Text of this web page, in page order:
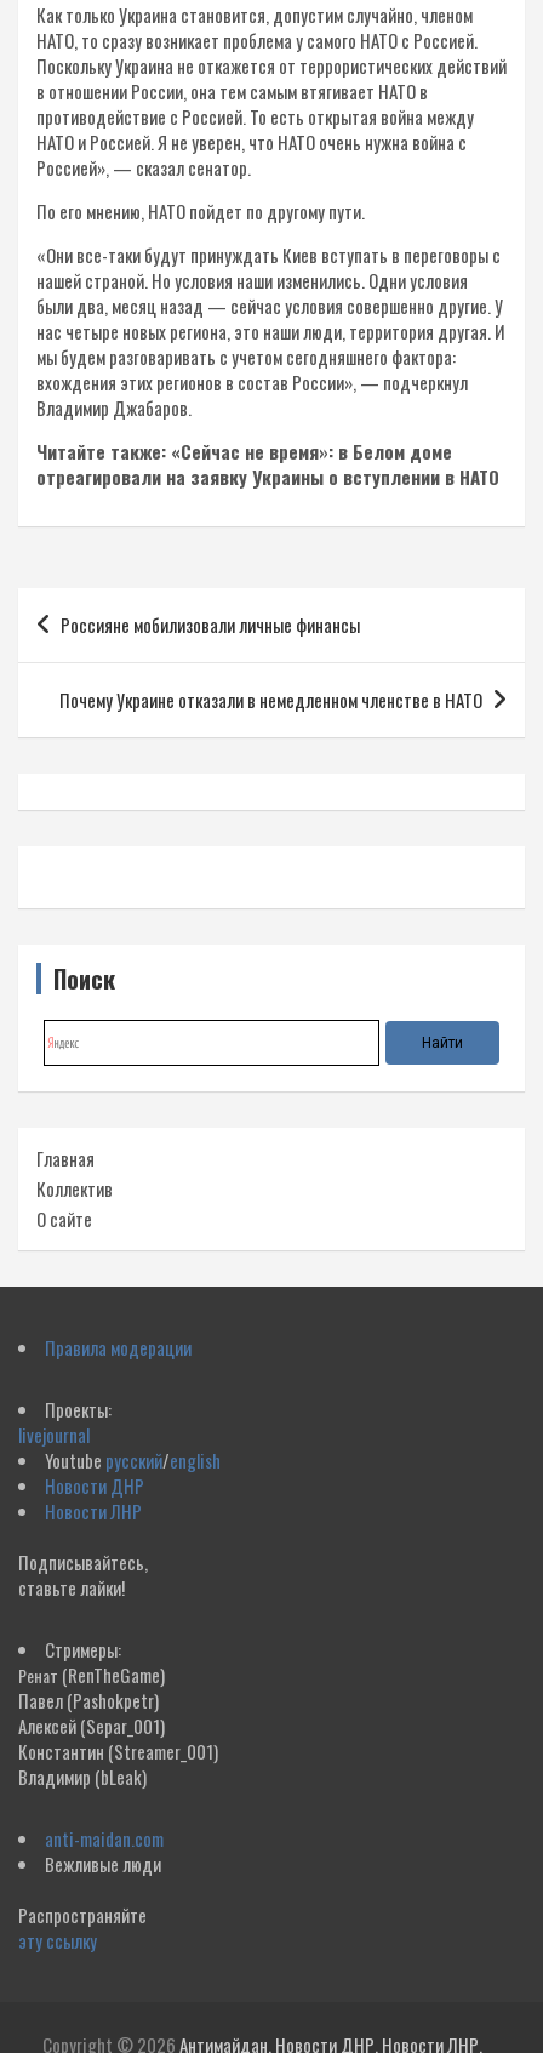
Как только Украина становится, допустим случайно, членом
НАТО, то сразу возникает проблема у самого НАТО с Россией.
Поскольку Украина не откажется от террористических действий
в отношении России, она тем самым втягивает НАТО в
противодействие с Россией. То есть открытая война между
НАТО и Россией. Я не уверен, что НАТО очень нужна война с
Россией», — сказал сенатор.
По его мнению, НАТО пойдет по другому пути.
«Они все-таки будут принуждать Киев вступать в переговоры с
нашей страной. Но условия наши изменились. Одни условия
были два, месяц назад — сейчас условия совершенно другие. У
нас четыре новых региона, это наши люди, территория другая. И
мы будем разговаривать с учетом сегодняшнего фактора:
вхождения этих регионов в состав России», — подчеркнул
Владимир Джабаров.
Читайте также: «Сейчас не время»: в Белом доме
отреагировали на заявку Украины о вступлении в НАТО
Навигация
по
записям
Россияне мобилизовали личные финансы
Почему Украине отказали в немедленном членстве в НАТО
Поиск
Главная
Коллектив
О сайте
Правила модерации
Проекты:
livejournal
Youtube русский/english
Новости ДНР
Новости ЛНР
Подписывайтесь,
ставьте лайки!
Стримеры:
Ренат (RenTheGame)
Павел(Pashokpetr)
Алексей(Separ_001)
Константин (Streamer_001)
Владимир (bLeak)
anti-maidan.com
Вежливые люди
Распространяйте
эту ссылку
Copyright © 2026Антимайдан. Новости ДНР. Новости ЛНР.